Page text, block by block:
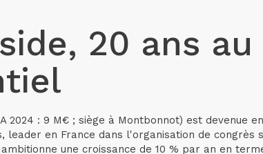
20 ans
2024 : 9 M€ ; siège à Montbonnot) est
en France dans l'organisation de congrès
une croissance de 10 % par an en